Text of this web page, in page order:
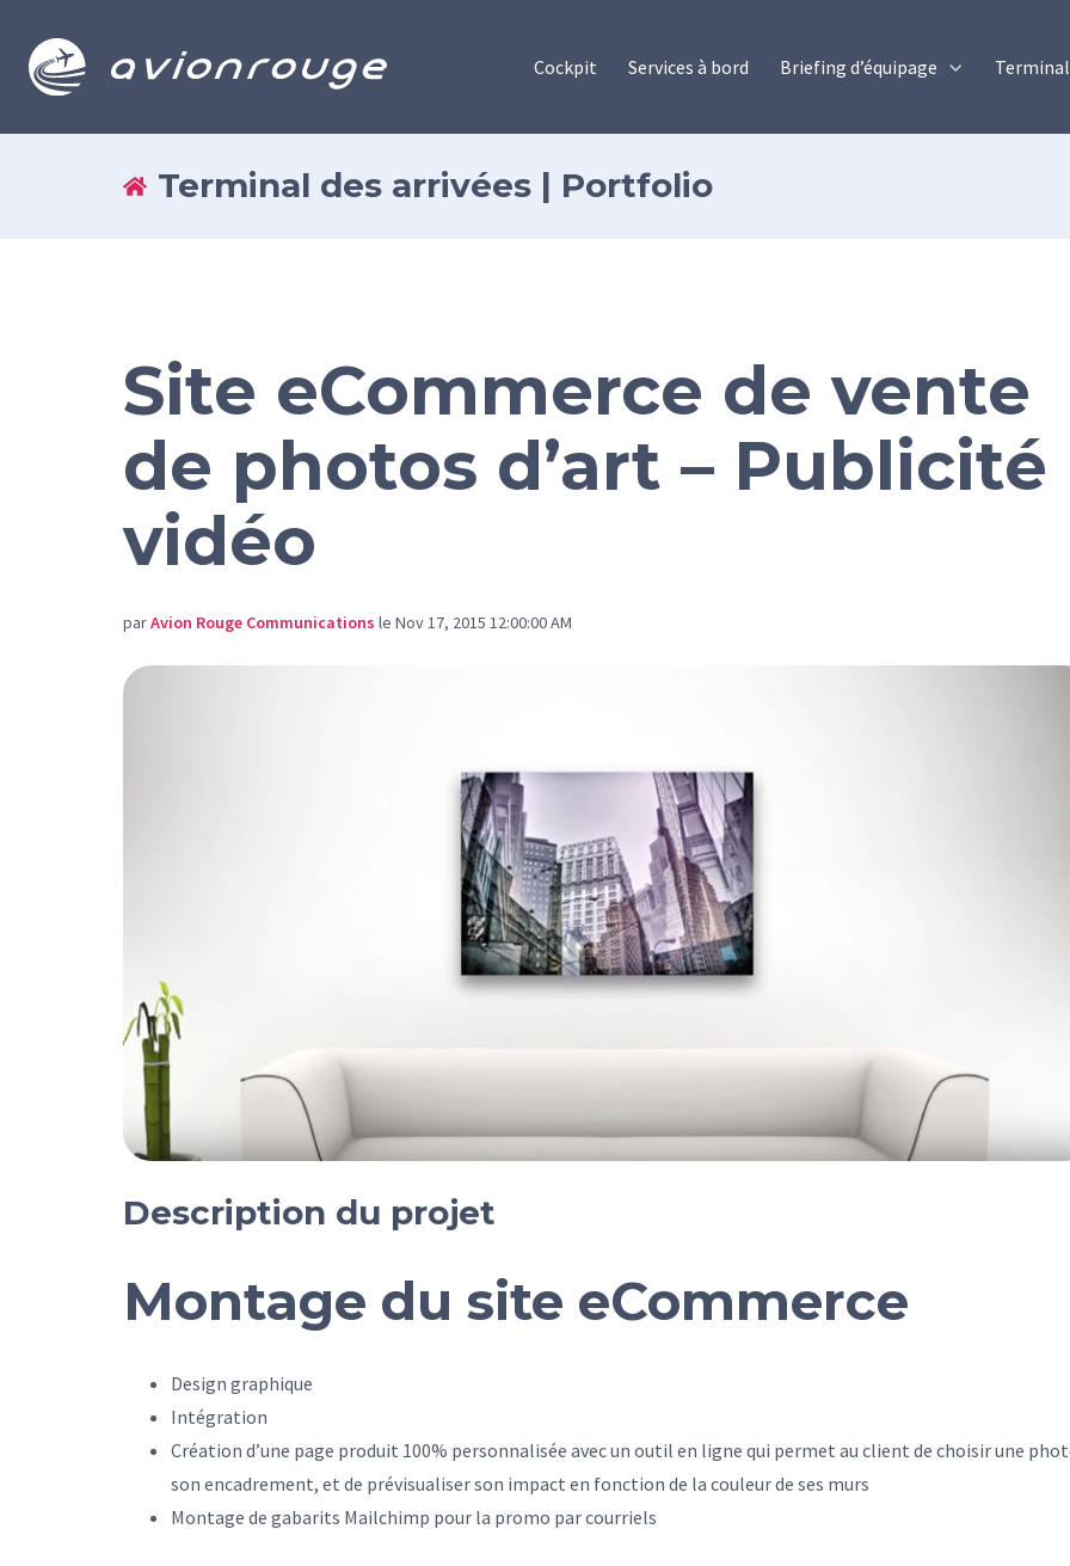
Cockpit Services à bord Briefing d’équipage
Terminal des arrivées | Portfolio
Site eCommerce de vente
de photos d’art – Publicité
vidéo
parAvion Rouge Communications le Nov 17, 2015 12:00:00 AM
Description du projet
Montage du site eCommerce
Design graphique
Intégration
Création d’une page produit 100% personnalisée avec un outil en ligne qui permet au client de choisir une
son encadrement, et de prévisualiser son impact en fonction de la couleur de ses murs
Montage de gabarits Mailchimp pour la promo par courriels